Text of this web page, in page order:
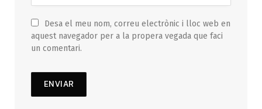
Desa el meu nom, correu electrònic i lloc web en
aquest navegador per a la propera vegada que faci
un comentari.